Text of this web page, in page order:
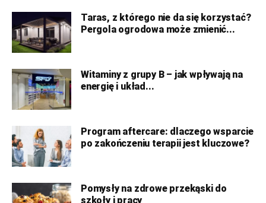
Taras, z którego nie da się korzystać?
Pergola ogrodowa może zmienić...
Witaminy z grupy B – jak wpływają na
energię i układ...
Program aftercare: dlaczego wsparcie
po zakończeniu terapii jest kluczowe?
Pomysły na zdrowe przekąski do
szkoły i pracy